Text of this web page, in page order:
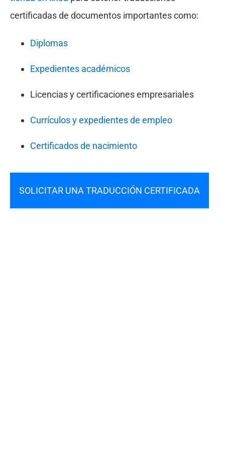
certificadas de documentos importantes como:
Diplomas
Expedientes académicos
Licencias y certificaciones empresariales
Currículos y expedientes de empleo
Certificados de nacimiento
SOLICITAR UNA TRADUCCIÓN CERTIFICADA